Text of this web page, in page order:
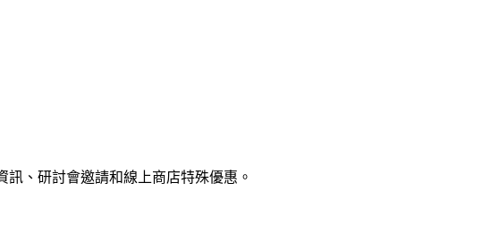
訊、研討會邀請和線上商店特殊優惠。